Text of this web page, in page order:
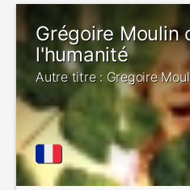
Grégoire Moulin
l'humanité
Autre titre : Gregoire